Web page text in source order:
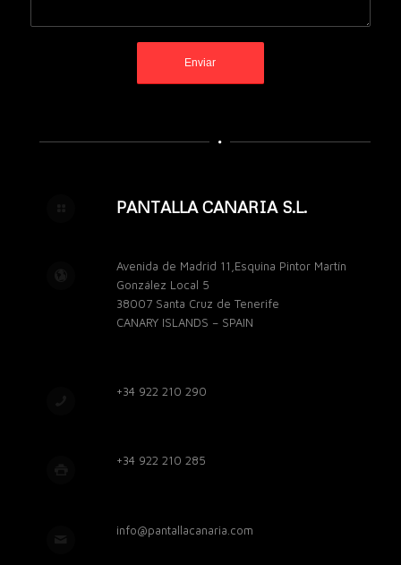
PANTALLA CANARIA S.L.
Avenida de Madrid 11,Esquina Pintor Martín
González Local 5
38007 Santa Cruz de Tenerife
CANARY ISLANDS – SPAIN
+34 922 210 290
+34 922 210 285
info@pantallacanaria.com